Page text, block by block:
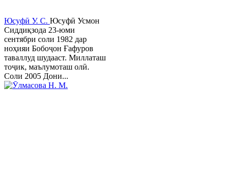
Юсуфӣ У. C. Юсуфӣ Усмон
Сиддиқзода 23-юми
сентябри соли 1982 дар
ноҳияи Бобоҷон Ғафуров
таваллуд шудааст. Миллаташ
тоҷик, маълумоташ олӣ.
Соли 2005 Дони...